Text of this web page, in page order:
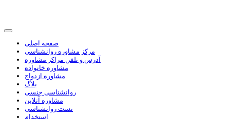
صفحه اصلی
مرکز مشاوره روانشناسی
آدرس و تلفن مراکز مشاوره
مشاوره خانواده
مشاوره ازدواج
بلاگ
روانشناسی جنسی
مشاوره آنلاین
تست روانشناسی
استخدام